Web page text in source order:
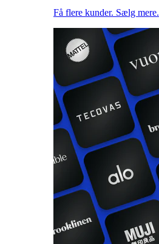
Få flere kunder. Sælg mere.